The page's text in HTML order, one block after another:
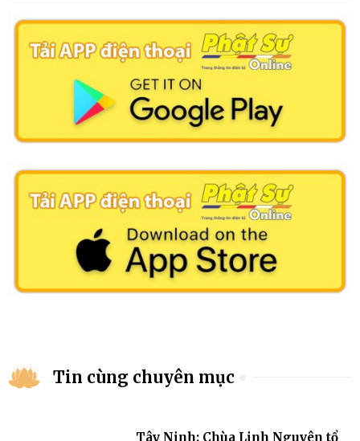
Tin cùng chuyên mục
Tây Ninh: Chùa Linh Nguyên tổ